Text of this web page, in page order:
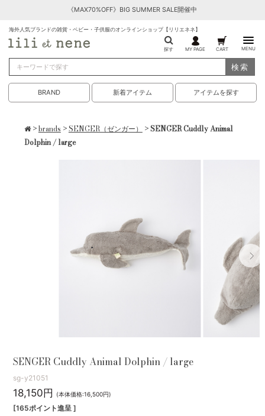
《MAX70%OFF》BIG SUMMER SALE開催中
海外人気ブランドの雑貨・ベビー・子供服のオンラインショップ【リリエネネ】
探す MY PAGE CART MENU
検索
BRAND 新着アイテム アイテムを探す
>brands >SENGER（ゼンガー） > SENGER Cuddly Animal
Dolphin / large
SENGER Cuddly Animal Dolphin / large
sg-y21051
18,150円 (本体価格:16,500円)
[165ポイント進呈 ]